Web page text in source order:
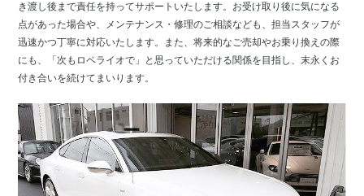
き渡し後まで責任を持ってサポートいたします。お受け取り後に気になる
点があった場合や、メンテナンス・修理のご相談なども、担当スタッフが
迅速かつ丁寧に対応いたします。また、将来的なご売却やお乗り換えの際
にも、「次もロペライオで」と思っていただける関係を目指し、末永くお
付き合いを続けてまいります。